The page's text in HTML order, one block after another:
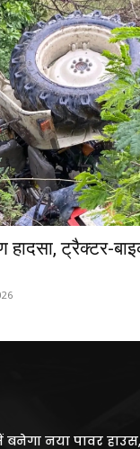
हादसा, ट्रैक्टर-
नया पावर